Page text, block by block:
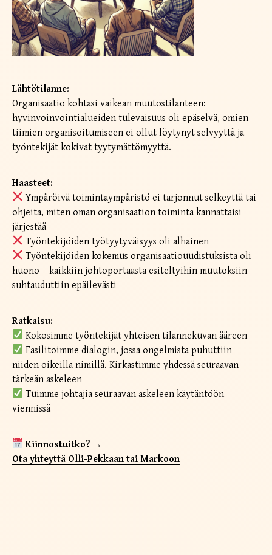
Lähtötilanne:
Organisaatio kohtasi vaikean muutostilanteen:
hyvinvoinvointialueiden tulevaisuus oli epäselvä, omien
tiimien organisoitumiseen ei ollut löytynyt selvyyttä ja
työntekijät kokivat tyytymättömyyttä.
Haasteet:
Ympäröivä toimintaympäristö ei tarjonnut selkeyttä tai
ohjeita, miten oman organisaation toiminta kannattaisi
järjestää
Työntekijöiden työtyytyväisyys oli alhainen
Työntekijöiden kokemus organisaatiouudistuksista oli
huono – kaikkiin johtoportaasta esiteltyihin muutoksiin
suhtauduttiin epäilevästi
Ratkaisu:
Kokosimme työntekijät yhteisen tilannekuvan ääreen
Fasilitoimme dialogin, jossa ongelmista puhuttiin
niiden oikeilla nimillä. Kirkastimme yhdessä seuraavan
tärkeän askeleen
Tuimme johtajia seuraavan askeleen käytäntöön
viennissä
Kiinnostuitko? →
Ota yhteyttä Olli-Pekkaan tai Markoon